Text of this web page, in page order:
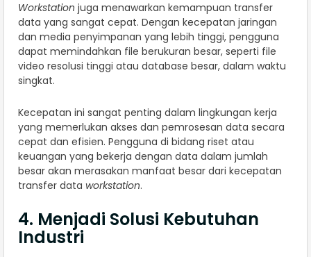
Workstation juga menawarkan kemampuan transfer
data yang sangat cepat. Dengan kecepatan jaringan
dan media penyimpanan yang lebih tinggi, pengguna
dapat memindahkan file berukuran besar, seperti file
video resolusi tinggi atau database besar, dalam waktu
singkat.
Kecepatan ini sangat penting dalam lingkungan kerja
yang memerlukan akses dan pemrosesan data secara
cepat dan efisien. Pengguna di bidang riset atau
keuangan yang bekerja dengan data dalam jumlah
besar akan merasakan manfaat besar dari kecepatan
transfer data workstation.
4. Menjadi Solusi Kebutuhan
Industri